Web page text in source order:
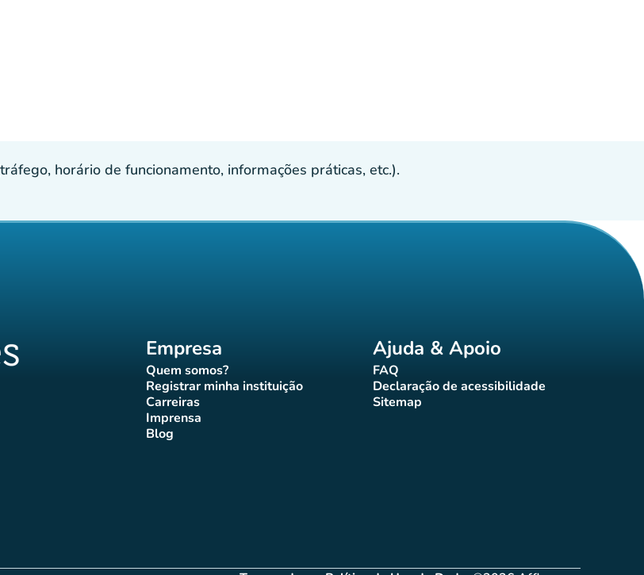
horário de funcionamento, informações práticas, etc.).
Empresa
Quem somos?(novo separador)
Registrar minha instituição
(novo separador)
Carreiras(novo separador)
Imprensa(novo separador)
Blog(novo separador)
Ajuda & Apoio
FAQ(novo separador)
Declaração de acessibilidade
(novo separador)
Sitemap(novo separador)